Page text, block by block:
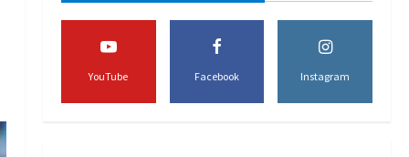
YouTube Facebook Instagram
құрамасының бас бапкері
тағайындалды